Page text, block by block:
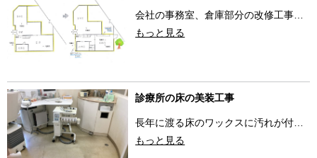
会社の事務室、倉庫部分の改修工事…
もっと見る
診療所の床の美装工事
長年に渡る床のワックスに汚れが付…
もっと見る